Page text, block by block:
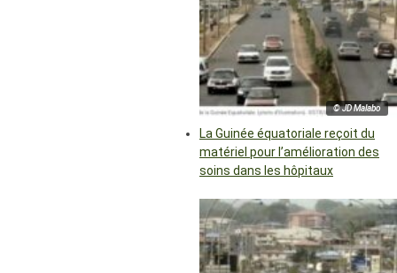
© JD Malabo
La Guinée équatoriale reçoit du
matériel pour l’amélioration des
soins dans les hôpitaux